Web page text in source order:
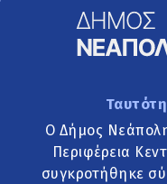
Ο Δήμος
Περιφέρεια
συγκροτήθηκε